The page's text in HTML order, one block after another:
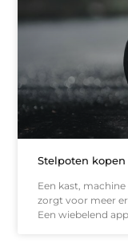
Stelpoten
Een kast,
zorgt voor meer
Een wiebelend